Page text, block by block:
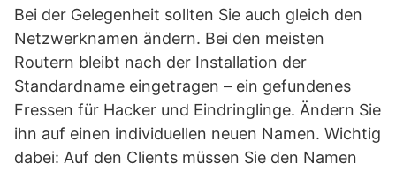
Bei der Gelegenheit sollten Sie auch gleich den
Netzwerknamen ändern. Bei den meisten
Routern bleibt nach der Installation der
Standardname eingetragen – ein gefundenes
Fressen für Hacker und Eindringlinge. Ändern Sie
ihn auf einen individuellen neuen Namen. Wichtig
dabei: Auf den Clients müssen Sie den Namen